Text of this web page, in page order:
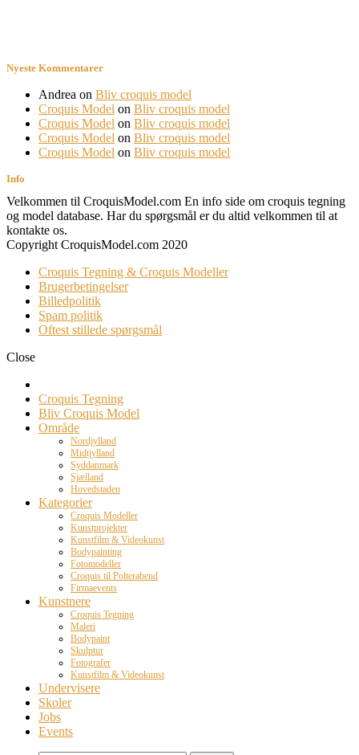
Nyeste Kommentarer
Andrea on Bliv croquis model
Croquis Model on Bliv croquis model
Croquis Model on Bliv croquis model
Croquis Model on Bliv croquis model
Croquis Model on Bliv croquis model
Info
Velkommen til CroquisModel.com En info side om croquis tegning
og model database. Har du spørgsmål er du altid velkommen til at
kontakte os.
Copyright CroquisModel.com 2020
Croquis Tegning & Croquis Modeller
Brugerbetingelser
Billedpolitik
Spam politik
Oftest stillede spørgsmål
Close
Croquis Tegning
Bliv Croquis Model
Område
Nordjylland
Midtjylland
Syddanmark
Sjælland
Hovedstaden
Kategorier
Croquis Modeller
Kunstprojekter
Kunstfilm & Videokunst
Bodypainting
Fotomodeller
Croquis til Polterabend
Firmaevents
Kunstnere
Croquis Tegning
Maleri
Bodypaint
Skulptur
Fotografer
Kunstfilm & Videokunst
Undervisere
Skoler
Jobs
Events